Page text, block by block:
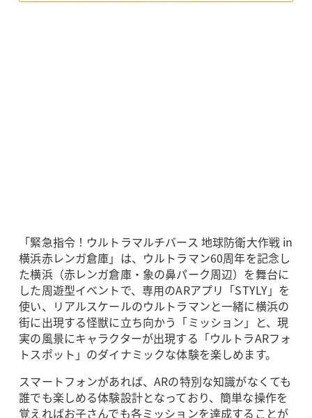
「緊急指令！ウルトラマルチバース 地球防衛大作戦 in
横浜赤レンガ倉庫」は、ウルトラマン60周年を記念し
た横浜（赤レンガ倉庫・象の鼻パーク周辺）を舞台に
した周遊型イベントで、専用のARアプリ「STYLY」を
使い、リアルスケールのウルトラマンと一緒に横浜の
街に出現する怪獣に立ち向かう「ミッション」と、現
実の風景にキャラクターが出現する「ウルトラARフォ
トスポット」のダイナミックな体験を楽しめます。
スマートフォンがあれば、ARの特別な知識がなくても
誰でも楽しめる体験設計となっており、簡単な操作を
覚えればお子さんでも各ミッションを達成することが